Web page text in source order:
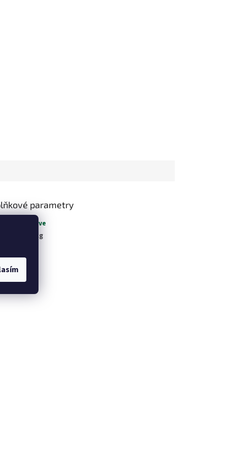
parametry
Agáve
10 kg